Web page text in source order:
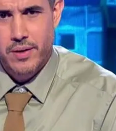
da la administración
de Ayuso sobre la
con un agente